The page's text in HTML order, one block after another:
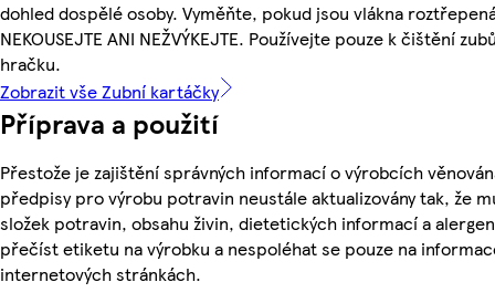
dohled dospělé osoby. Vyměňte, pokud jsou vlákna
NEKOUSEJTE ANI NEŽVÝKEJTE. Používejte pouze k čištění
hračku.
Zobrazit vše Zubní kartáčky
Příprava a použití
Přestože je zajištění správných informací o výrobcích
předpisy pro výrobu potravin neustále aktualizovány tak, že
složek potravin, obsahu živin, dietetických informací a
přečíst etiketu na výrobku a nespoléhat se pouze na
internetových stránkách.